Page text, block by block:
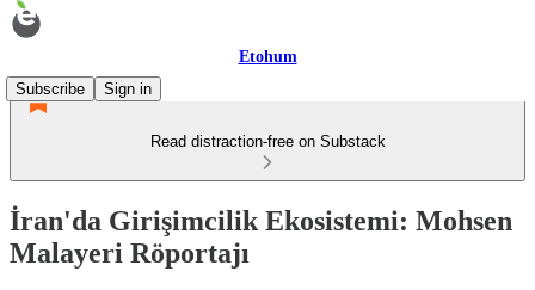
Etohum
Subscribe
Sign in
Read distraction-free on Substack
İran'da Girişimcilik Ekosistemi: Mohsen
Malayeri Röportajı